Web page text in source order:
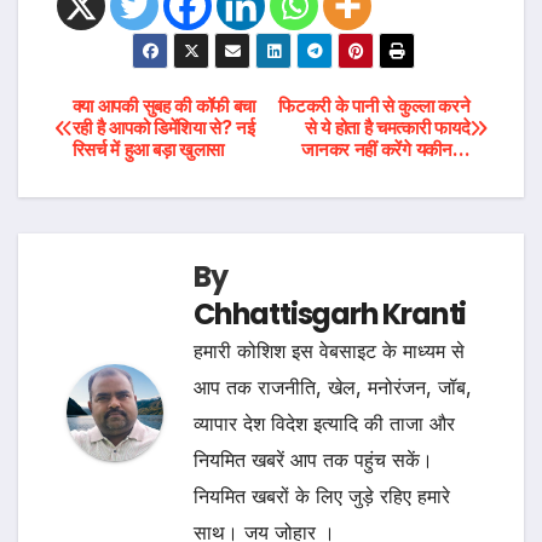
Post
navigation
फिटकरी के पानी से कुल्ला करने
से ये होता है चमत्कारी फायदे
जानकर नहीं करेंगे यकीन…
क्या आपकी सुबह की कॉफी बचा
रही है आपको डिमेंशिया से? नई
रिसर्च में हुआ बड़ा खुलासा
By
Chhattisgarh Kranti
हमारी कोशिश इस वेबसाइट के माध्यम से
आप तक राजनीति, खेल, मनोरंजन, जॉब,
व्यापार देश विदेश इत्यादि की ताजा और
नियमित खबरें आप तक पहुंच सकें।
नियमित खबरों के लिए जुड़े रहिए हमारे
साथ। जय जोहार ।